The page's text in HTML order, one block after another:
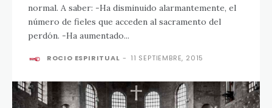
normal. A saber: -Ha disminuido alarmantemente, el
número de fieles que acceden al sacramento del
perdón. -Ha aumentado...
ROCIO ESPIRITUAL - 11 SEPTIEMBRE, 2015